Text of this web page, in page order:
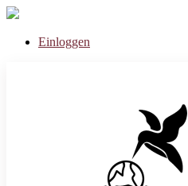
Einloggen